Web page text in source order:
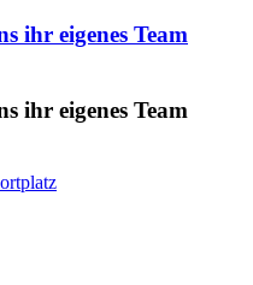
ihr eigenes Team
ihr eigenes Team